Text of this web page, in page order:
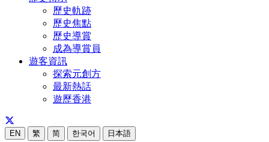
歷史軌跡
歷史焦點
歷史導賞
成為導賞員
遊客資訊
探索元創方
最新熱話
遊歷香港
EN 繁 简 한국어 日本語